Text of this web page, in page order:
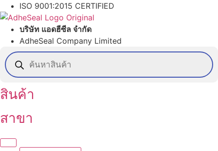
Skip
to
content
ISO 9001:2015 CERTIFIED
บริษัท แอดฮีซีล จำกัด
AdheSeal Company Limited
Products
search
สินค้า
สาขา